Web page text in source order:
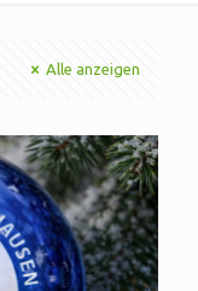
Alle anzeigen